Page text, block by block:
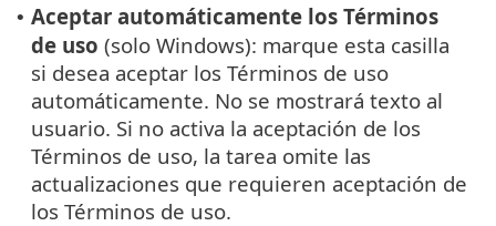
• Aceptar automáticamente los Términos
de uso (solo Windows): marque esta casilla
si desea aceptar los Términos de uso
automáticamente. No se mostrará texto al
usuario. Si no activa la aceptación de los
Términos de uso, la tarea omite las
actualizaciones que requieren aceptación de
los Términos de uso.